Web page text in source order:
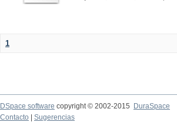
1
DSpace software copyright © 2002-2015
DuraSpace
Contacto
Sugerencias